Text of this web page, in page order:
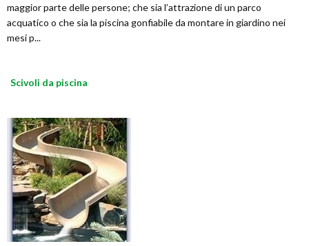
maggior parte delle persone; che sia l’attrazione di un parco
acquatico o che sia la piscina gonfiabile da montare in giardino nei
mesi p...
Scivoli da piscina